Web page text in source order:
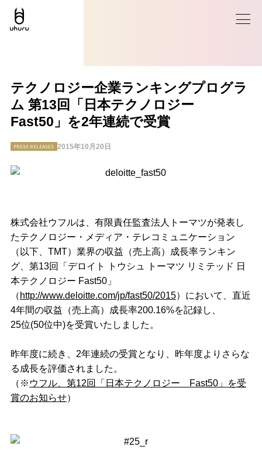
テクノロジー企業ランキングプログラ
ム 第13回「日本テクノロジー
Fast50」を2年連続で受賞
PRESS RELEASES 2015年10月20日
株式会社ウフルは、有限責任監査法人トーマツが発表し
たテクノロジー・メディア・テレコミュニケーション
（以下、TMT）業界の収益（売上高）成長率ランキン
グ、第13回「デロイト トウシュ トーマツ リミテッド 日
本テクノロジー Fast50」
（ http://www.deloitte.com/jp/fast50/2015）において、直近
4年間の収益（売上高）成長率200.16%を記録し、
25位(50位中)を受賞いたしました。
昨年度に続き、2年連続の受賞となり、昨年度よりさらな
る成長を評価されました。
（※ ウフル、第12回「日本テクノロジー Fast50」を受
賞のお知らせ）